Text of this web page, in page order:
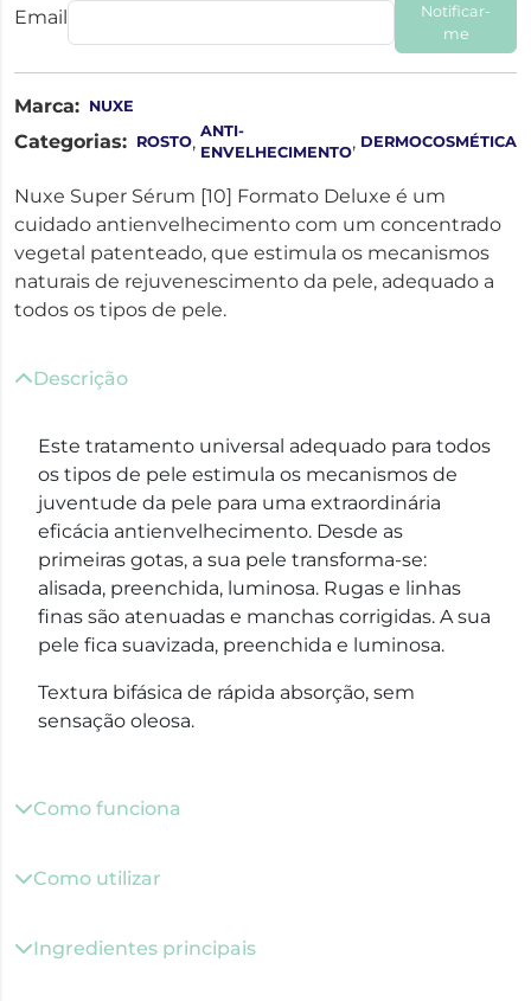
Email
Notificar-
me
Marca: NUXE
Categorias: ROSTO, ANTI-
ENVELHECIMENTO, DERMOCOSMÉTICA
Nuxe Super Sérum [10] Formato Deluxe é um
cuidado antienvelhecimento com um concentrado
vegetal patenteado, que estimula os mecanismos
naturais de rejuvenescimento da pele, adequado a
todos os tipos de pele.
Descrição
Este tratamento universal adequado para todos
os tipos de pele estimula os mecanismos de
juventude da pele para uma extraordinária
eficácia antienvelhecimento. Desde as
primeiras gotas, a sua pele transforma-se:
alisada, preenchida, luminosa. Rugas e linhas
finas são atenuadas e manchas corrigidas. A sua
pele fica suavizada, preenchida e luminosa.
Textura bifásica de rápida absorção, sem
sensação oleosa.
Como funciona
Como utilizar
Ingredientes principais